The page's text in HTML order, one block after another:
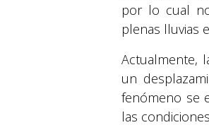
por lo cual
plenas lluvias
Actualmente,
un
fenómeno se
las